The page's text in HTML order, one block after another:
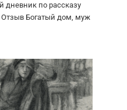
дневник по рассказу
Богатый дом, муж